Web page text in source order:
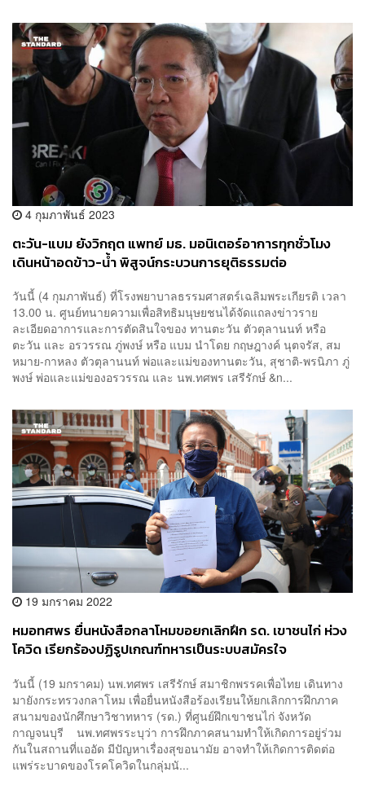
4 กุมภาพันธ์ 2023
ตะวัน-แบม ยังวิกฤต แพทย์ มธ. มอนิเตอร์อาการทุกชั่วโมง
เดินหน้าอดข้าว-น้ำ พิสูจน์กระบวนการยุติธรรมต่อ
วันนี้ (4 กุมภาพันธ์) ที่โรงพยาบาลธรรมศาสตร์เฉลิมพระเกียรติ เวลา
13.00 น. ศูนย์ทนายความเพื่อสิทธิมนุษยชนได้จัดแถลงข่าวราย
ละเอียดอาการและการตัดสินใจของ ทานตะวัน ตัวตุลานนท์ หรือ
ตะวัน และ อรวรรณ ภู่พงษ์ หรือ แบม นำโดย กฤษฎางค์ นุตจรัส, สม
หมาย-กาหลง ตัวตุลานนท์ พ่อและแม่ของทานตะวัน, สุชาติ-พรนิภา ภู่
พงษ์ พ่อและแม่ของอรวรรณ และ นพ.ทศพร เสรีรักษ์ &n...
19 มกราคม 2022
หมอทศพร ยื่นหนังสือกลาโหมขอยกเลิกฝึก รด. เขาชนไก่ ห่วง
โควิด เรียกร้องปฏิรูปเกณฑ์ทหารเป็นระบบสมัครใจ
วันนี้ (19 มกราคม) นพ.ทศพร เสรีรักษ์ สมาชิกพรรคเพื่อไทย เดินทาง
มายังกระทรวงกลาโหม เพื่อยื่นหนังสือร้องเรียนให้ยกเลิกการฝึกภาค
สนามของนักศึกษาวิชาทหาร (รด.) ที่ศูนย์ฝึกเขาชนไก่ จังหวัด
กาญจนบุรี นพ.ทศพรระบุว่า การฝึกภาคสนามทำให้เกิดการอยู่ร่วม
กันในสถานที่แออัด มีปัญหาเรื่องสุขอนามัย อาจทำให้เกิดการติดต่อ
แพร่ระบาดของโรคโควิดในกลุ่มนั...